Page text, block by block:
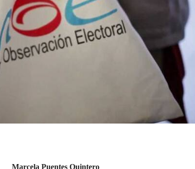
Marcela Puentes Quintero